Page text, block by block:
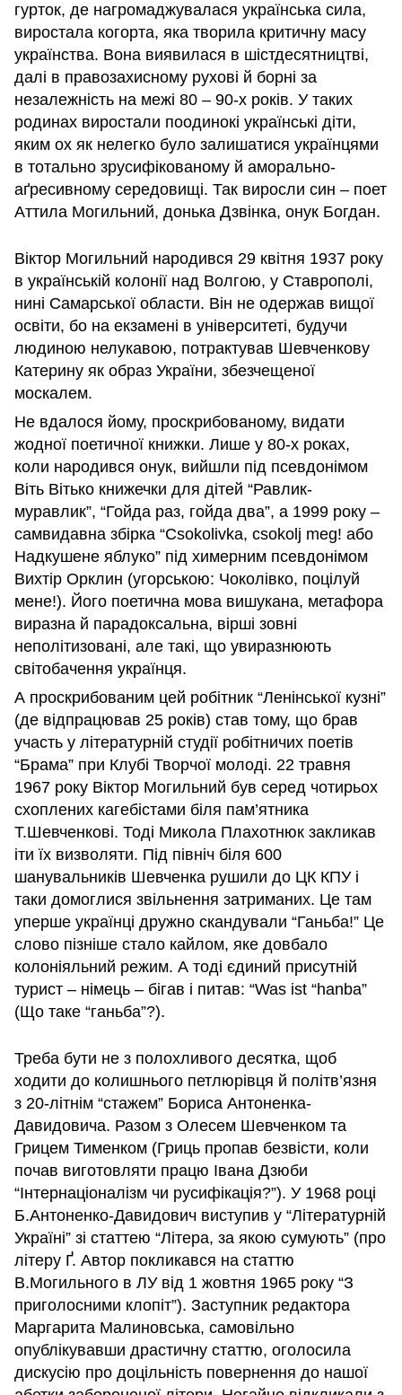
гурток, де нагромаджувалася українська сила,
виростала когорта, яка творила критичну масу
українства. Вона виявилася в шістдесятництві,
далі в правозахисному рухові й борні за
незалежність на межі 80 – 90-х років. У таких
родинах виростали поодинокі українські діти,
яким ох як нелегко було залишатися українцями
в тотально зрусифікованому й аморально-
аґресивному середовищі. Так виросли син – поет
Аттила Могильний, донька Дзвінка, онук Богдан.
Віктор Могильний народився 29 квітня 1937 року
в українській колонії над Волгою, у Ставрополі,
нині Самарської области. Він не одержав вищої
освіти, бо на екзамені в університеті, будучи
людиною нелукавою, потрактував Шевченкову
Катерину як образ України, збезчещеної
москалем.
Не вдалося йому, проскрибованому, видати
жодної поетичної книжки. Лише у 80-х роках,
коли народився онук, вийшли під псевдонімом
Віть Вітько книжечки для дітей “Равлик-
муравлик”, “Гойда раз, гойда два”, а 1999 року –
самвидавна збірка “Csokolivka, csokolj meg! або
Надкушене яблуко” під химерним псевдонімом
Вихтір Орклин (угорською: Чоколівко, поцілуй
мене!). Його поетична мова вишукана, метафора
виразна й парадоксальна, вірші зовні
неполітизовані, але такі, що увиразнюють
світобачення українця.
А проскрибованим цей робітник “Ленінської кузні”
(де відпрацював 25 років) став тому, що брав
участь у літературній студії робітничих поетів
“Брама” при Клубі Творчої молоді. 22 травня
1967 року Віктор Могильний був серед чотирьох
схоплених кагебістами біля пам’ятника
Т.Шевченкові. Тоді Микола Плахотнюк закликав
іти їх визволяти. Під північ біля 600
шанувальників Шевченка рушили до ЦК КПУ і
таки домоглися звільнення затриманих. Це там
уперше українці дружно скандували “Ганьба!” Це
слово пізніше стало кайлом, яке довбало
колоніяльний режим. А тоді єдиний присутній
турист – німець – бігав і питав: “Was ist “hanba”
(Що таке “ганьба”?).
Треба бути не з полохливого десятка, щоб
ходити до колишнього петлюрівця й політв’язня
з 20-літнім “стажем” Бориса Антоненка-
Давидовича. Разом з Олесем Шевченком та
Грицем Тименком (Гриць пропав безвісти, коли
почав виготовляти працю Івана Дзюби
“Інтернаціоналізм чи русифікація?”). У 1968 році
Б.Антоненко-Давидович виступив у “Літературній
Україні” зі статтею “Літера, за якою сумують” (про
літеру Ґ. Автор покликався на статтю
В.Могильного в ЛУ від 1 жовтня 1965 року “З
приголосними клопіт”). Заступник редактора
Маргарита Малиновська, самовільно
опублікувавши драстичну статтю, оголосила
дискусію про доцільність повернення до нашої